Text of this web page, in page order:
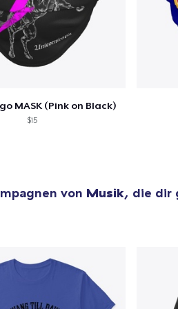
MASK (Pink on Black)
$15
von Musik, die dir